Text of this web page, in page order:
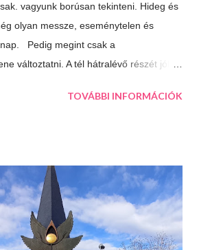
vagyunk borúsan tekinteni. Hideg és
olyan messze, eseménytelen és
Pedig megint csak a
változtatni. A tél hátralévő részét jól is
mozizós estek Hamar sötétedik, ha
a hó, de korizni akkor is lehet, minden
Dobogókő vagy Eplény. Sűrű
valami megnyugtató amikor az ember
krémlevest kanalaz. Illatos, forró
TOVÁBBI INFORMÁCIÓK